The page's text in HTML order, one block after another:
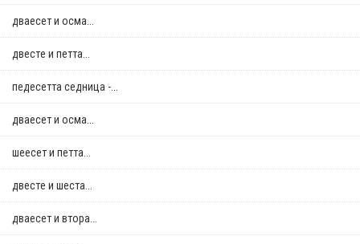
дваесет и осма...
двестe и петта...
педесетта седница -...
дваесет и осма...
шеесет и петта...
двестe и шеста...
дваесет и втора...